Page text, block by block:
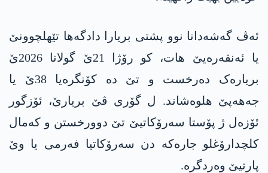
ئەڤ گەشەدانا نوو پشتی بریارا دادگەھا تێھلچوونێ
یا ئەنقەرەیێ ھات، کو رۆژا 21ێ گولانا 2026ێ
بریارەک دەرخست و تێ دە کۆنگرەیا 38ێ یا
جەهەپێ ھلوەشاند. ل گۆری ڤێ بریارێ، ئۆزگور
ئۆزەل ژ پۆستا سەرۆکاتیێ تێ دوورخستن و کەمال
کلچدارۆغلو جارەکە دن سەرۆکاتیا فەرمی یا وێ
پارتیێ وەردگرە.